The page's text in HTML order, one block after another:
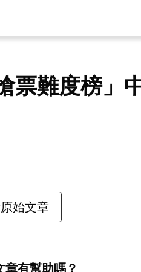
票難度榜」
始文章
章有幫助嗎？